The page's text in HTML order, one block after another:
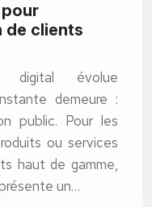
de clients
digital évolue
demeure :
public. Pour les
ou services
haut de gamme,
un…